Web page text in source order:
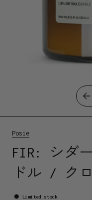
Posie
FIR: シダ
ドル / ク
Limited stock